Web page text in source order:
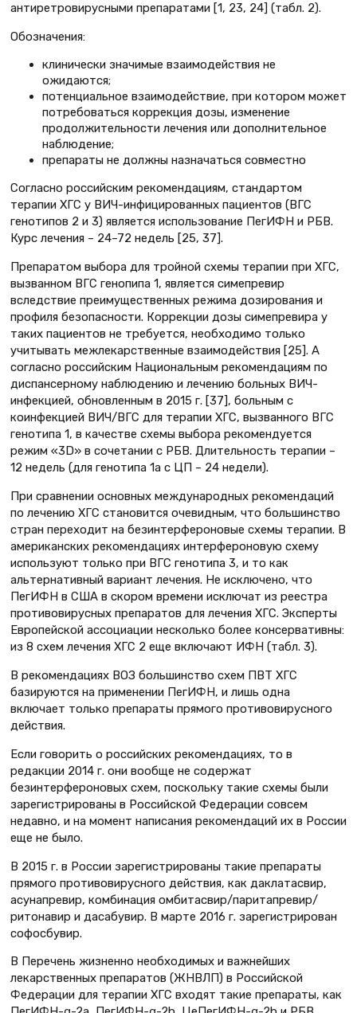
антиретровирусными препаратами [1, 23, 24] (табл. 2).
Обозначения:
клинически значимые взаимодействия не
ожидаются;
потенциальное взаимодействие, при котором может
потребоваться коррекция дозы, изменение
продолжительности лечения или дополнительное
наблюдение;
препараты не должны назначаться совместно
Согласно российским рекомендациям, стандартом
терапии ХГС у ВИЧ-инфицированных пациентов (ВГС
генотипов 2 и 3) является использование ПегИФН и РБВ.
Курс лечения – 24–72 недель [25, 37].
Препаратом выбора для тройной схемы терапии при ХГС,
вызванном ВГС генопипа 1, является симепревир
вследствие преимущественных режима дозирования и
профиля безопасности. Коррекции дозы симепревира у
таких пациентов не требуется, необходимо только
учитывать межлекарственные взаимодействия [25]. А
согласно российским Национальным рекомендациям по
диспансерному наблюдению и лечению больных ВИЧ-
инфекцией, обновленным в 2015 г. [37], больным с
коинфекцией ВИЧ/ВГС для терапии ХГС, вызванного ВГС
генотипа 1, в качестве схемы выбора рекомендуется
режим «3D» в сочетании с РБВ. Длительность терапии –
12 недель (для генотипа 1а с ЦП – 24 недели).
При сравнении основных международных рекомендаций
по лечению ХГС становится очевидным, что большинство
стран переходит на безинтерфероновые схемы терапии. В
американских рекомендациях интерфероновую схему
используют только при ВГС генотипа 3, и то как
альтернативный вариант лечения. Не исключено, что
ПегИФН в США в скором времени исключат из реестра
противовирусных препаратов для лечения ХГС. Эксперты
Европейской ассоциации несколько более консервативны:
из 8 схем лечения ХГС 2 еще включают ИФН (табл. 3).
В рекомендациях ВОЗ большинство схем ПВТ ХГС
базируются на применении ПегИФН, и лишь одна
включает только препараты прямого противовирусного
действия.
Если говорить о российских рекомендациях, то в
редакции 2014 г. они вообще не содержат
безинтерфероновых схем, поскольку такие схемы были
зарегистрированы в Российской Федерации совсем
недавно, и на момент написания рекомендаций их в России
еще не было.
В 2015 г. в России зарегистрированы такие препараты
прямого противовирусного действия, как даклатасвир,
асунапревир, комбинация омбитасвир/паритапревир/
ритонавир и дасабувир. В марте 2016 г. зарегистрирован
софосбувир.
В Перечень жизненно необходимых и важнейших
лекарственных препаратов (ЖНВЛП) в Российской
Федерации для терапии ХГС входят такие препараты, как